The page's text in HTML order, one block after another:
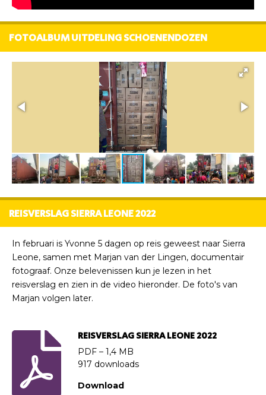
FOTOALBUM UITDELING SCHOENENDOZEN
REISVERSLAG SIERRA LEONE 2022
In februari is Yvonne 5 dagen op reis geweest naar Sierra
Leone, samen met Marjan van der Lingen, documentair
fotograaf. Onze belevenissen kun je lezen in het
reisverslag en zien in de video hieronder. De foto's van
Marjan volgen later.
REISVERSLAG SIERRA LEONE 2022
PDF – 1,4 MB
917 downloads
Download